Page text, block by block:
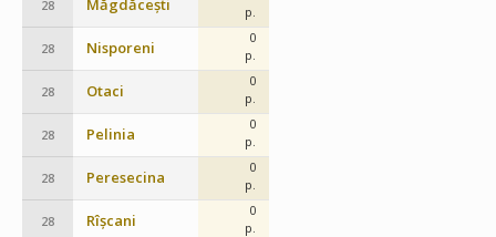
28 Măgdăcești
p.
28 Nisporeni
0
p.
28 Otaci
0
p.
28 Pelinia
0
p.
28 Peresecina
0
p.
28 Rîșcani
0
p.